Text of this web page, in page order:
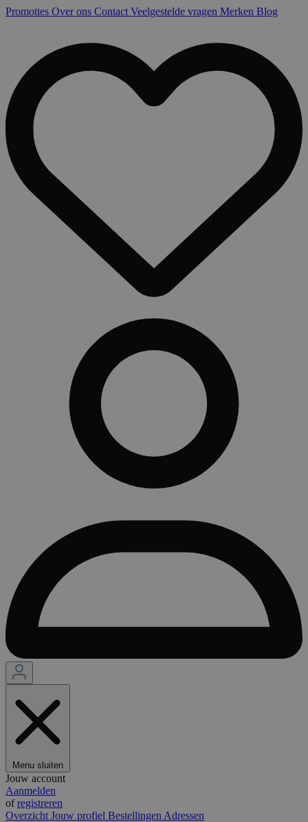
Promoties Over ons Contact Veelgestelde vragen Merken Blog
Menu sluiten
Jouw account
Aanmelden
ofregistreren
Overzicht Jouw profiel Bestellingen Adressen